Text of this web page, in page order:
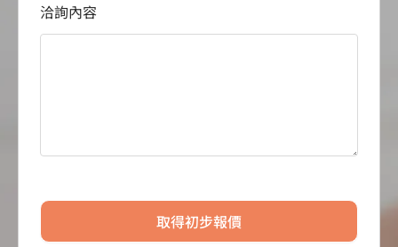
洽詢內容
取得初步報價